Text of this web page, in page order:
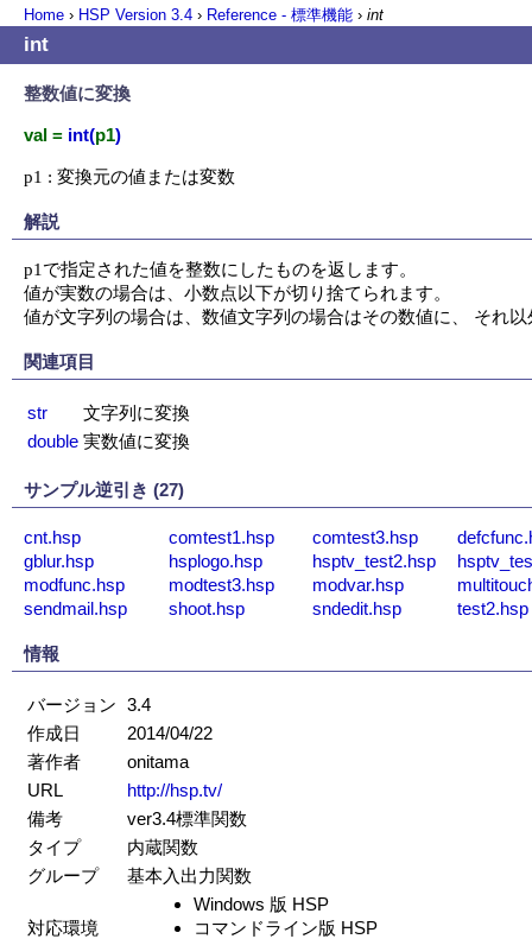
Home › HSP Version 3.4 › Reference - 標準機能 › int
int
整数値に変換
val = int(p1)
p1 : 変換元の値または変数
解説
p1で指定された値を整数にしたものを返します。
値が実数の場合は、小数点以下が切り捨てられます。
値が文字列の場合は、数値文字列の場合はその数値に、 それ
関連項目
str
文字列に変換
double 実数値に変換
サンプル逆引き (27)
cnt.hsp comtest1.hsp comtest3.hsp
gblur.hsp
hsplogo.hsp hsptv_test2.hsp
modfunc.hsp
modtest3.hsp modvar.hsp
sendmail.hsp
shoot.hsp sndedit.hsp test2.hsp
情報
バージョン 3.4
作成日
2014/04/22
著作者
onitama
URL
http://hsp.tv/
備考
ver3.4標準関数
タイプ
内蔵関数
グループ
基本入出力関数
対応環境
Windows 版 HSP
コマンドライン版 HSP